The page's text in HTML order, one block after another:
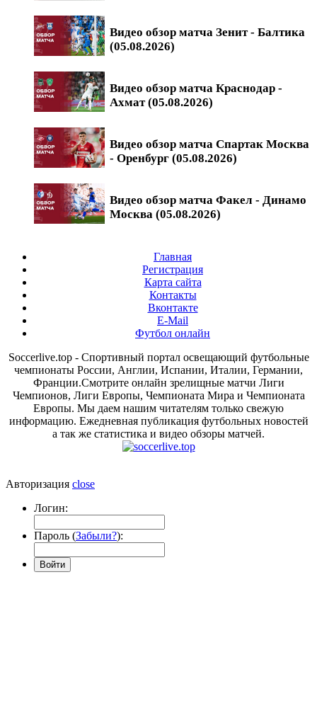
Видео обзор матча Зенит - Балтика
(05.08.2026)
Видео обзор матча Краснодар -
Ахмат (05.08.2026)
Видео обзор матча Спартак Москва
- Оренбург (05.08.2026)
Видео обзор матча Факел - Динамо
Москва (05.08.2026)
Главная
Регистрация
Карта сайта
Контакты
Вконтакте
E-Mail
Футбол онлайн
Soccerlive.top - Спортивный портал освещающий футбольные
чемпионаты России, Англии, Испании, Италии, Германии,
Франции.Смотрите онлайн зрелищные матчи Лиги
Чемпионов, Лиги Европы, Чемпионата Мира и Чемпионата
Европы. Мы даем нашим читателям только свежую
информацию. Ежедневная публикация футбольных новостей
а так же статистика и видео обзоры матчей.
Авторизация close
Логин:
Пароль (Забыли?):
Войти